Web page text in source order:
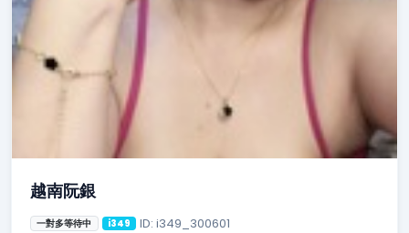
越南阮銀
一對多等待中 i349 ID: i349_300601